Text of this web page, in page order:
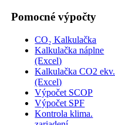
Pomocné výpočty
CO₂ Kalkulačka
Kalkulačka náplne
(Excel)
Kalkulačka CO2 ekv.
(Excel)
Výpočet SCOP
Výpočet SPF
Kontrola klima.